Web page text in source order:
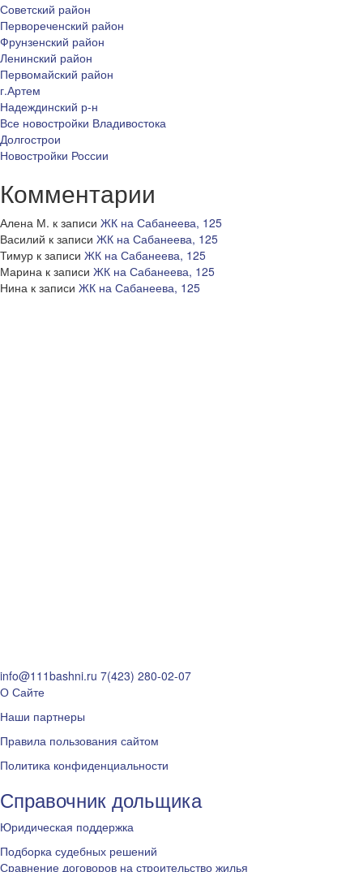
Советский район
Первореченский район
Фрунзенский район
Ленинский район
Первомайский район
г.Артем
Надеждинский р-н
Все новостройки Владивостока
Долгострои
Новостройки России
Комментарии
Алена М. к записи ЖК на Сабанеева, 125
Василий к записи ЖК на Сабанеева, 125
Тимур к записи ЖК на Сабанеева, 125
Марина к записи ЖК на Сабанеева, 125
Нина к записи ЖК на Сабанеева, 125
info@111bashni.ru 7(423) 280-02-07
О Сайте
Наши партнеры
Правила пользования сайтом
Политика конфиденциальности
Справочник дольщика
Юридическая поддержка
Подборка судебных решений
Сравнение договоров на строительство жилья